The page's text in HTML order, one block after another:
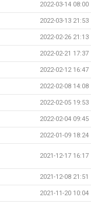
2022-03-14 08:00
2022-03-13 21:53
2022-02-26 21:13
2022-02-21 17:37
2022-02-12 16:47
2022-02-08 14:08
2022-02-05 19:53
2022-02-04 09:45
2022-01-09 18:24
2021-12-17 16:17
2021-12-08 21:51
2021-11-20 10:04